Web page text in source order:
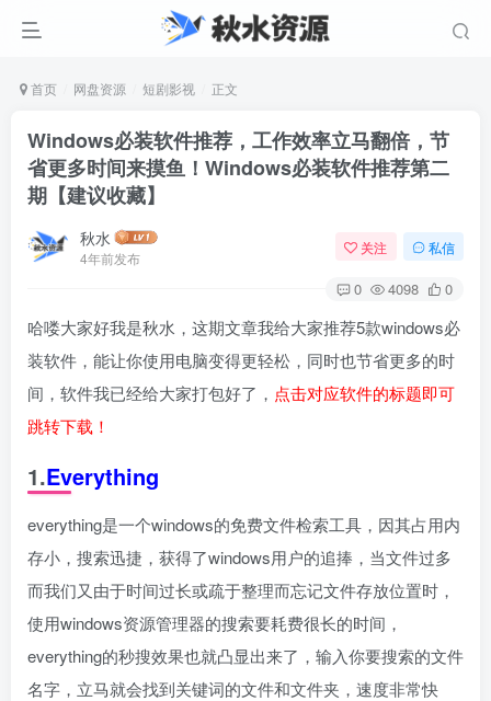
首页 网盘资源 短剧影视 正文
Windows必装软件推荐，工作效率立马翻倍，节
省更多时间来摸鱼！Windows必装软件推荐第二
期【建议收藏】
秋水
4年前发布
关注 私信
0 4098 0
哈喽大家好我是秋水，这期文章我给大家推荐5款windows必
装软件，能让你使用电脑变得更轻松，同时也节省更多的时
间，软件我已经给大家打包好了， 点击对应软件的标题即可
跳转下载！
1.Everything
everything是一个windows的免费文件检索工具，因其占用内
存小，搜索迅捷，获得了windows用户的追捧，当文件过多
而我们又由于时间过长或疏于整理而忘记文件存放位置时，
使用windows资源管理器的搜索要耗费很长的时间，
everything的秒搜效果也就凸显出来了，输入你要搜索的文件
名字，立马就会找到关键词的文件和文件夹，速度非常快